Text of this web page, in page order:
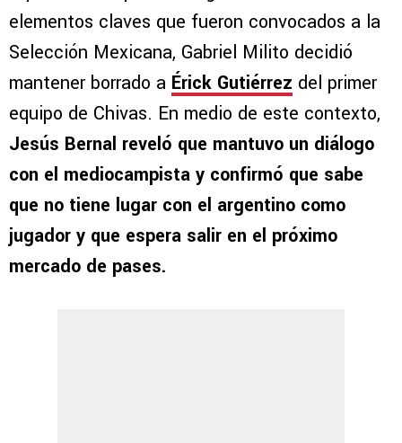
elementos claves que fueron convocados a la
Selección Mexicana, Gabriel Milito decidió
mantener borrado a Érick Gutiérrez del primer
equipo de Chivas. En medio de este contexto,
Jesús Bernal reveló que mantuvo un diálogo
con el mediocampista y confirmó que sabe
que no tiene lugar con el argentino como
jugador y que espera salir en el próximo
mercado de pases.